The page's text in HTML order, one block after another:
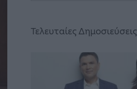
Τελευταίες Δημοσιεύσεις